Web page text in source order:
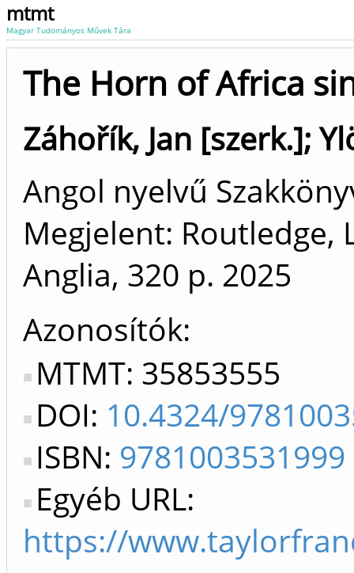
mtmt
Magyar Tudományos Művek Tára
The Horn of Africa
Záhořík, Jan [szerk.];
Angol nyelvű
Megjelent: Routledge,
Anglia, 320 p. 2025
Azonosítók
MTMT: 35853555
DOI: 10.4324/
ISBN: 9781003531999
Egyéb URL:
https://